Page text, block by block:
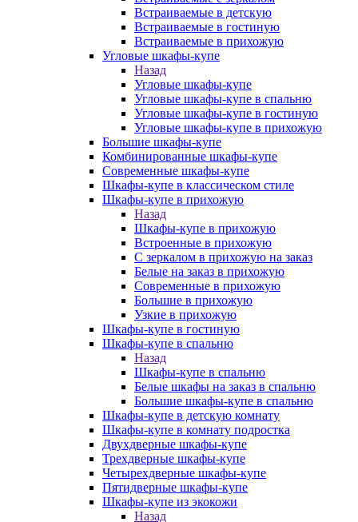
Встраиваемые в детскую
Встраиваемые в гостиную
Встраиваемые в прихожую
Угловые шкафы-купе
Назад
Угловые шкафы-купе
Угловые шкафы-купе в спальню
Угловые шкафы-купе в гостиную
Угловые шкафы-купе в прихожую
Большие шкафы-купе
Комбинированные шкафы-купе
Современные шкафы-купе
Шкафы-купе в классическом стиле
Шкафы-купе в прихожую
Назад
Шкафы-купе в прихожую
Встроенные в прихожую
С зеркалом в прихожую на заказ
Белые на заказ в прихожую
Современные в прихожую
Большие в прихожую
Узкие в прихожую
Шкафы-купе в гостиную
Шкафы-купе в спальню
Назад
Шкафы-купе в спальню
Белые шкафы на заказ в спальню
Большие шкафы-купе в спальню
Шкафы-купе в детскую комнату
Шкафы-купе в комнату подростка
Двухдверные шкафы-купе
Трехдверные шкафы-купе
Четырехдверные шкафы-купе
Пятидверные шкафы-купе
Шкафы-купе из экокожи
Назад